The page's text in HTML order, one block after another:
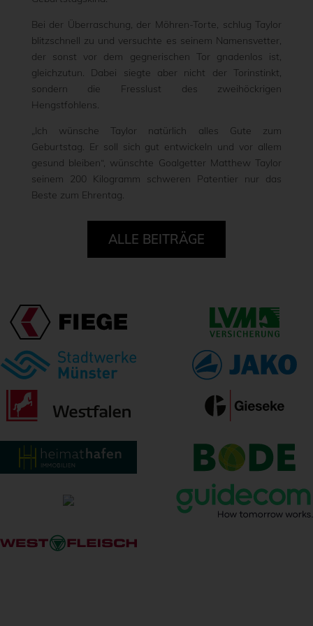
Bei der Überraschung, der Möhren-Torte, schlug Taylor
blitzschnell zu und versuchte es seinem Namensvetter,
der sonst vor dem gegnerischen Tor gnadenlos ist,
gleichzutun. Dabei siegte aber nicht der Torinstinkt,
sondern die Fresslust des zweihöckrigen
Hengstfohlens.
„Ich wünsche Taylor natürlich alles Gute zum
Geburtstag. Er soll sich gut entwickeln und vor allem
gesund bleiben“, wünschte Goalgetter Matthew Taylor
seinem 200 Kilogramm schweren Patentier nur das
Beste zum Ehrentag.
ALLE BEITRÄGE